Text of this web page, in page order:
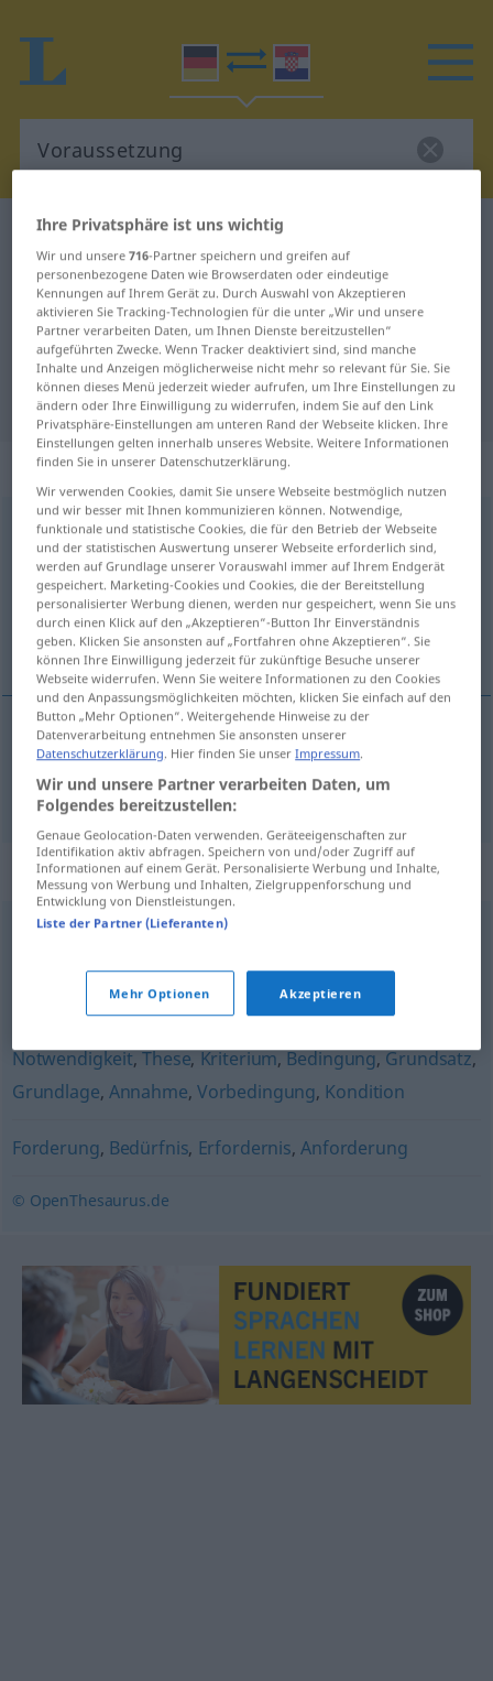
Deutsch-Kroatisch Wörterbuch
Deutsch-Kroatisch Übersetzung für
"Voraussetzung"
"Voraussetzung" Kroatisch
Übersetzung
„Voraussetzung“: Femininum
Voraussetzungf <Voraussetzung;-en>
Übersicht aller Übersetzungen
(Für mehr Details die Übersetzung anklicken/antippen)
pretpostavka
pretpostavka Voraussetzung
Synonyme für "Voraussetzung"
Grund
Notwendigkeit,These,Kriterium,Bedingung,Grundsatz,
Grundlage, Annahme, Vorbedingung, Kondition
Forderung, Bedürfnis, Erfordernis,Anforderung
© OpenThesaurus.de
Ihre Privatsphäre ist uns wichtig
Wir und unsere716-Partner speichern und greifen auf
personenbezogene Daten wie Browserdaten oder eindeutige
Kennungen auf Ihrem Gerät zu. Durch Auswahl von Akzeptieren
aktivieren Sie Tracking-Technologien für die unter „Wir und unsere
Partner verarbeiten Daten, um Ihnen Dienste bereitzustellen“
aufgeführten Zwecke. Wenn Tracker deaktiviert sind, sind manche
Inhalte und Anzeigen möglicherweise nicht mehr so relevant für Sie. Sie
können dieses Menü jederzeit wieder aufrufen, um Ihre Einstellungen zu
ändern oder Ihre Einwilligung zu widerrufen, indem Sie auf den Link
Privatsphäre-Einstellungen am unteren Rand der Webseite klicken. Ihre
Einstellungen gelten innerhalb unseres Website. Weitere Informationen
finden Sie in unserer Datenschutzerklärung.
Wir verwenden Cookies, damit Sie unsere Webseite bestmöglich nutzen
und wir besser mit Ihnen kommunizieren können. Notwendige,
funktionale und statistische Cookies, die für den Betrieb der Webseite
und der statistischen Auswertung unserer Webseite erforderlich sind,
werden auf Grundlage unserer Vorauswahl immer auf Ihrem Endgerät
gespeichert. Marketing-Cookies und Cookies, die der Bereitstellung
personalisierter Werbung dienen, werden nur gespeichert, wenn Sie uns
durch einen Klick auf den „Akzeptieren“-Button Ihr Einverständnis
geben. Klicken Sie ansonsten auf „Fortfahren ohne Akzeptieren“. Sie
können Ihre Einwilligung jederzeit für zukünftige Besuche unserer
Webseite widerrufen. Wenn Sie weitere Informationen zu den Cookies
und den Anpassungsmöglichkeiten möchten, klicken Sie einfach auf den
Button „Mehr Optionen“. Weitergehende Hinweise zu der
Datenverarbeitung entnehmen Sie ansonsten unserer
Datenschutzerklärung. Hier finden Sie unserImpressum.
Wir und unsere Partner verarbeiten Daten, um
Folgendes bereitzustellen:
Genaue Geolocation-Daten verwenden. Geräteeigenschaften zur
Identifikation aktiv abfragen. Speichern von und/oder Zugriff auf
Informationen auf einem Gerät. Personalisierte Werbung und Inhalte,
Messung von Werbung und Inhalten, Zielgruppenforschung und
Entwicklung von Dienstleistungen.
Liste der Partner (Lieferanten)
Mehr Optionen Akzeptieren